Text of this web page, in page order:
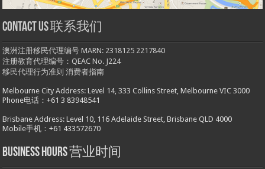
Contact us 联系我们
澳洲注册移民代理编号 MARN: 2318125 2217840
注册教育代理编号：QEAC No. J224
移民代理行为准则 消费者指南
Melbourne City Address: Level 14, 333 Collins Street, Melbourne VIC 3000
Phone电话：+61 3 83948541
Brisbane Address: Level 10, 116 Adelaide Street, Brisbane QLD 4000
Mobile手机：+61 433572670
Business hours 营业时间